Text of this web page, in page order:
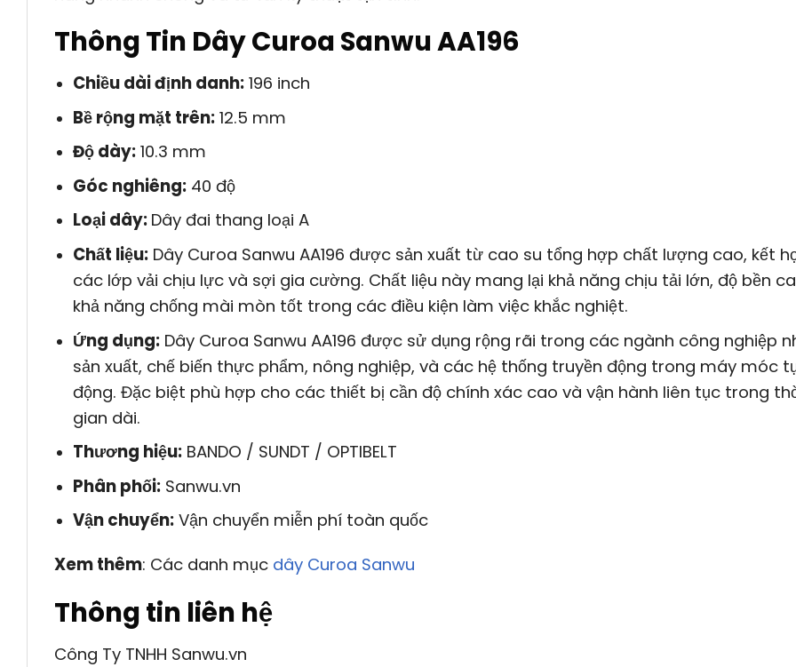
Thông Tin Dây Curoa Sanwu AA196
Chiều dài định danh:196 inch
Bề rộng mặt trên:12.5 mm
Độ dày:10.3 mm
Góc nghiêng:40 độ
Loại dây: Dây đai thang loại A
Chất liệu:Dây Curoa Sanwu AA196 được sản xuất từ cao su tổng hợp chất lượng cao, kết
các lớp vải chịu lực và sợi gia cường. Chất liệu này mang lại khả năng chịu tải lớn, độ bền
khả năng chống mài mòn tốt trong các điều kiện làm việc khắc nghiệt.
Ứng dụng:Dây Curoa Sanwu AA196 được sử dụng rộng rãi trong các ngành công nghiệp
sản xuất, chế biến thực phẩm, nông nghiệp, và các hệ thống truyền động trong máy móc
động. Đặc biệt phù hợp cho các thiết bị cần độ chính xác cao và vận hành liên tục trong
gian dài.
Thương hiệu:BANDO / SUNDT / OPTIBELT
Phân phối:Sanwu.vn
Vận chuyển:Vận chuyển miễn phí toàn quốc
Xem thêm: Các danh mục dây Curoa Sanwu
Thông tin liên hệ
Công Ty TNHH Sanwu.vn